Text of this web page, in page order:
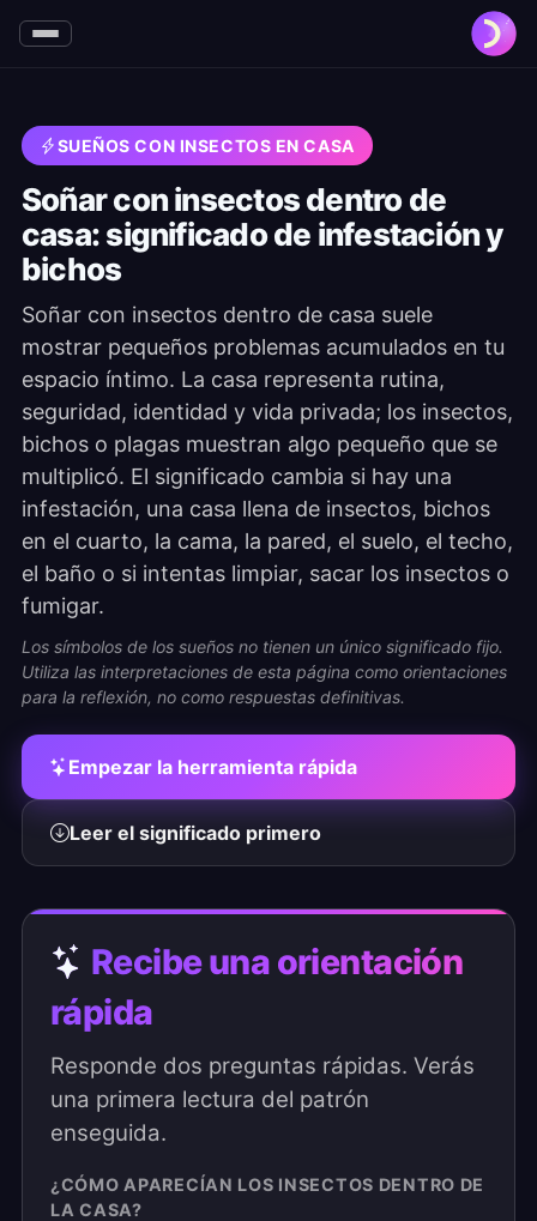
SUEÑOS CON INSECTOS EN CASA
Soñar con insectos dentro de
casa: significado de infestación y
bichos
Soñar con insectos dentro de casa suele
mostrar pequeños problemas acumulados en tu
espacio íntimo. La casa representa rutina,
seguridad, identidad y vida privada; los insectos,
bichos o plagas muestran algo pequeño que se
multiplicó. El significado cambia si hay una
infestación, una casa llena de insectos, bichos
en el cuarto, la cama, la pared, el suelo, el techo,
el baño o si intentas limpiar, sacar los insectos o
fumigar.
Los símbolos de los sueños no tienen un único significado fijo.
Utiliza las interpretaciones de esta página como orientaciones
para la reflexión, no como respuestas definitivas.
Empezar la herramienta rápida
Leer el significado primero
Recibe una orientación
rápida
Responde dos preguntas rápidas. Verás
una primera lectura del patrón
enseguida.
¿CÓMO APARECÍAN LOS INSECTOS DENTRO DE
LA CASA?